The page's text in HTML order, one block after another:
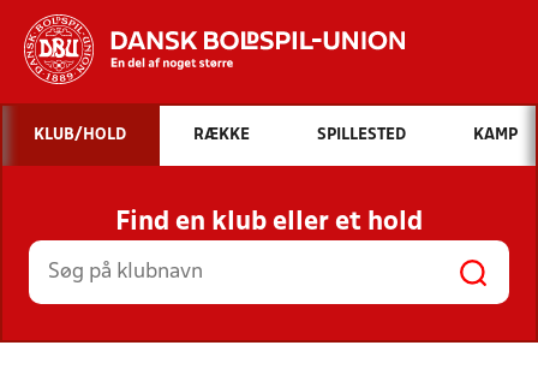
Hvad vil du søge efter?
INDHOLD OG NYHEDER
STILLINGER, RESULTATER, KLUBBER OG
HOLD
KLUB/HOLD RÆKKE SPILLESTED KAMP
Find en klub eller et hold